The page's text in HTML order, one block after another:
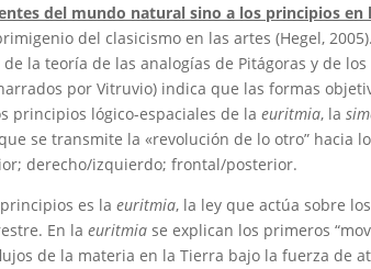
del mundo natural sino a los principios en
del clasicismo en las artes (Hegel,
de la teoría de las analogías de Pitágoras y de
por Vitruvio) indica que las formas
principios lógico-espaciales de laeuritmia, la
se transmite la «revolución de lo otro” hacia
derecho/izquierdo; frontal/posterior.
principios es laeuritmia, la ley que actúa sobre
En laeuritmia se explican los primeros
de la materia en la Tierra bajo la fuerza de